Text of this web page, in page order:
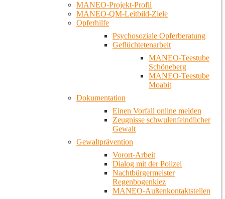
MANEO-Projekt-Profil
MANEO-QM-Leitbild-Ziele
Opferhilfe
Psychosoziale Opferberatung
Geflüchtetenarbeit
MANEO-Teestube
Schöneberg
MANEO-Teestube
Moabit
Dokumentation
Einen Vorfall online melden
Zeugnisse schwulenfeindlicher
Gewalt
Gewaltprävention
Vorort-Arbeit
Dialog mit der Polizei
Nachtbürgermeister
Regenbogenkiez
MANEO-Außenkontaktstellen